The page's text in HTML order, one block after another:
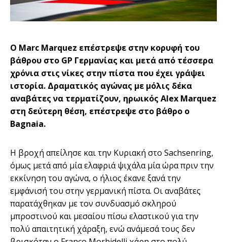
O Marc Marquez επέστρεψε στην κορυφή του
βάθρου στο GP Γερμανίας και μετά από τέσσερα
χρόνια στις νίκες στην πίστα που έχει γράψει
ιστορία. Δραματικός αγώνας με μόλις δέκα
αναβάτες να τερματίζουν, ηρωικός Alex Marquez
στη δεύτερη θέση, επέστρεψε στο βάθρο ο
Bagnaia.
Η βροχή απείλησε και την Κυριακή στο Sachsenring,
όμως μετά από μία ελαφριά ψιχάλα μία ώρα πριν την
εκκίνηση του αγώνα, ο ήλιος έκανε ξανά την
εμφάνισή του στην γερμανική πίστα. Οι αναβάτες
παρατάχθηκαν με τον συνδυασμό σκληρού
μπροστινού και μεσαίου πίσω ελαστικού για την
πολύ απαιτητική χάραξη, ενώ ανάμεσά τους δεν